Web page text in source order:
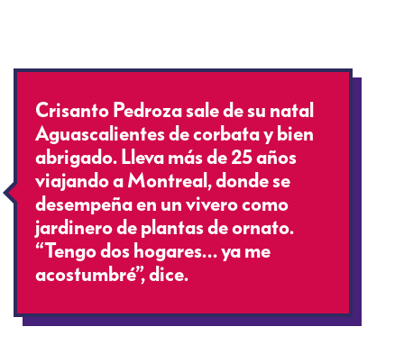
Crisanto Pedroza sale de su natal
Aguascalientes de corbata y bien
abrigado. Lleva más de 25 años
viajando a Montreal, donde se
desempeña en un vivero como
jardinero de plantas de ornato.
“Tengo dos hogares… ya me
acostumbré”, dice.